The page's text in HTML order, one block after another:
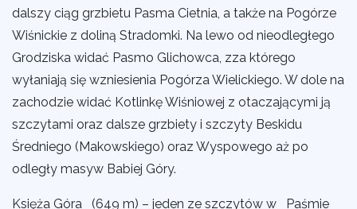
dalszy ciąg grzbietu Pasma Cietnia, a także na Pogórze
Wiśnickie z doliną Stradomki. Na lewo od nieodległego
Grodziska widać Pasmo Glichowca, zza którego
wyłaniają się wzniesienia Pogórza Wielickiego. W dole na
zachodzie widać Kotlinkę Wiśniowej z otaczającymi ją
szczytami oraz dalsze grzbiety i szczyty Beskidu
Średniego (Makowskiego) oraz Wyspowego aż po
odległy masyw Babiej Góry.
Księża Góra (649 m) – jeden ze szczytów w Paśmie